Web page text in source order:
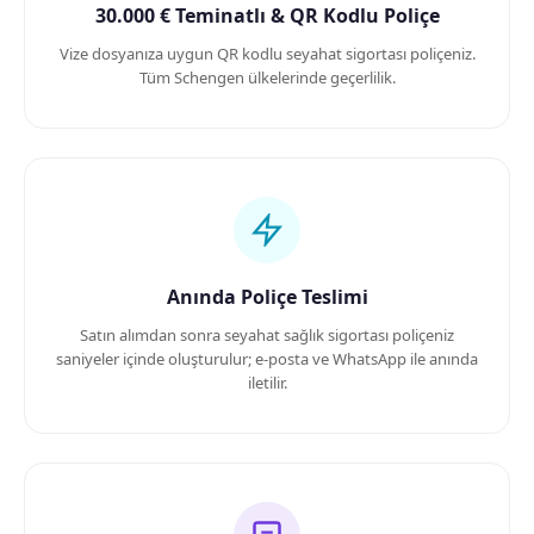
30.000 € Teminatlı & QR Kodlu Poliçe
Vize dosyanıza uygun QR kodlu seyahat sigortası poliçeniz.
Tüm Schengen ülkelerinde geçerlilik.
Anında Poliçe Teslimi
Satın alımdan sonra seyahat sağlık sigortası poliçeniz
saniyeler içinde oluşturulur; e-posta ve WhatsApp ile anında
iletilir.